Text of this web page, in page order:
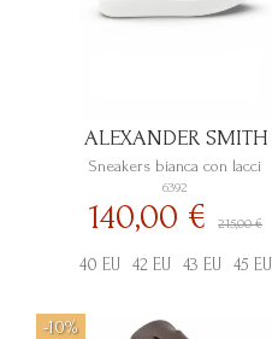
Sneakers bianca con lacci
ALEXANDER SMITH
6392
140,00 €215,00 €
40 EU 42 EU 43 EU 45 EU
-10%